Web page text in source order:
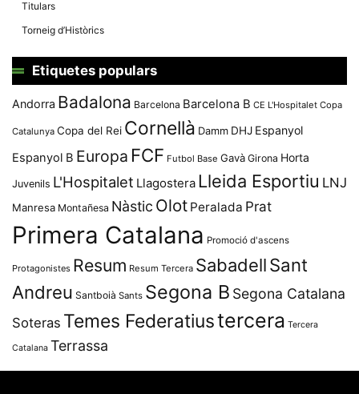
Titulars
Torneig d’Històrics
Etiquetes populars
Andorra Badalona Barcelona Barcelona B CE L'Hospitalet Copa
Catalunya Copa del Rei Cornellà Damm DHJ Espanyol
Espanyol B Europa FCF Futbol Base Gavà Girona Horta
Juvenils L'Hospitalet Llagostera Lleida Esportiu LNJ
Manresa Montañesa Nàstic Olot Peralada Prat
Primera Catalana Promoció d'ascens
Protagonistes Resum Resum Tercera SabadellSant
Andreu Santboià Sants Segona B Segona Catalana
Soteras Temes Federatiustercera Tercera
Catalana Terrassa